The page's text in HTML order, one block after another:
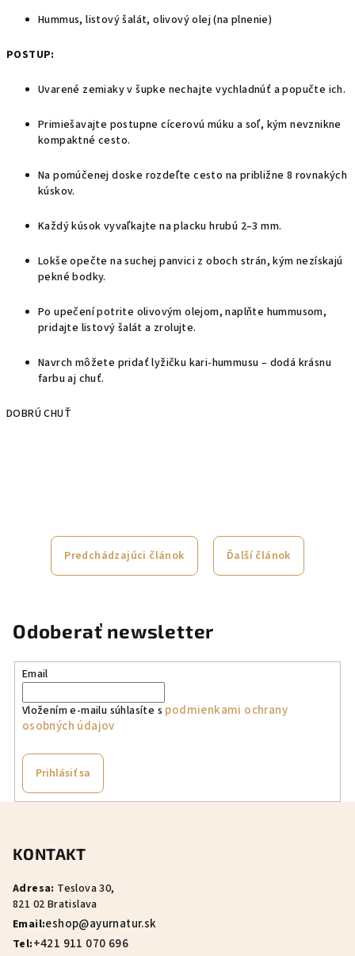
Hummus, listový šalát, olivový olej (na plnenie)
POSTUP:
Uvarené zemiaky v šupke nechajte vychladnúť a popučte ich.
Primiešavajte postupne cícerovú múku a soľ, kým nevznikne
kompaktné cesto.
Na pomúčenej doske rozdeľte cesto na približne 8 rovnakých
kúskov.
Každý kúsok vyvaľkajte na placku hrubú 2–3 mm.
Lokše opečte na suchej panvici z oboch strán, kým nezískajú
pekné bodky.
Po upečení potrite olivovým olejom, naplňte hummusom,
pridajte listový šalát a zrolujte.
Navrch môžete pridať lyžičku kari-hummusu – dodá krásnu
farbu aj chuť.
DOBRÚ CHUŤ
Predchádzajúci článok Ďalší článok
Odoberať newsletter
Email
Vložením e-mailu súhlasíte s podmienkami ochrany
osobných údajov
Prihlásiť sa
KONTAKT
Adresa: Teslova 30,
821 02 Bratislava
Email:eshop@ayurnatur.sk
Tel:+421 911 070 696